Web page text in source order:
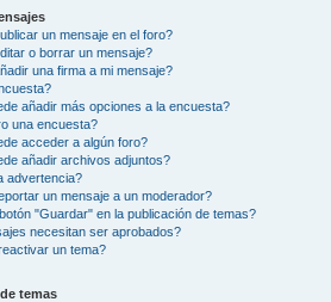
un mensaje en el foro?
o borrar un mensaje?
una firma a mi mensaje?
añadir más opciones a la encuesta?
una encuesta?
acceder a algún foro?
añadir archivos adjuntos?
advertencia?
un mensaje a un moderador?
"Guardar" en la publicación de temas?
necesitan ser aprobados?
un tema?
temas